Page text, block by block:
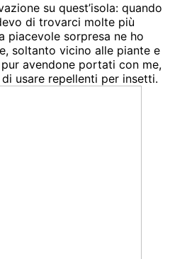
su quest’isola: quando
di trovarci molte più
piacevole sorpresa ne ho
soltanto vicino alle piante e
avendone portati con me,
usare repellenti per insetti.